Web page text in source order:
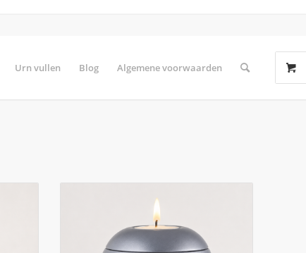
Urn vullen Blog Algemene voorwaarden